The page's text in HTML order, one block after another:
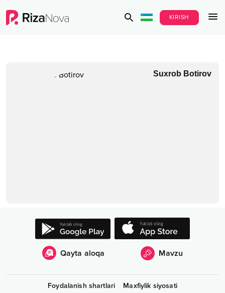
KIRISH
Suxrob Botirov
Qayta aloqa Mavzu
Foydalanish shartlari
Maxfiylik siyosati